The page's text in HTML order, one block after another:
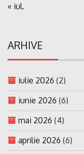
« iul.
ARHIVE
iulie 2026 (2)
iunie 2026 (6)
mai 2026 (4)
aprilie 2026 (6)